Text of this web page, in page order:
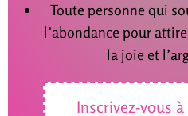
Toute personne qui
l’abondance pour
la joie et
Inscrivez-vous